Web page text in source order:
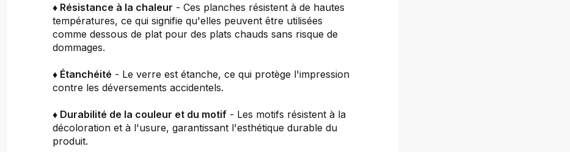
♦ Résistance à la chaleur - Ces planches résistent à de hautes
températures, ce qui signifie qu'elles peuvent être utilisées
comme dessous de plat pour des plats chauds sans risque de
dommages.
♦ Étanchéité - Le verre est étanche, ce qui protège l'impression
contre les déversements accidentels.
♦ Durabilité de la couleur et du motif - Les motifs résistent à la
décoloration et à l'usure, garantissant l'esthétique durable du
produit.